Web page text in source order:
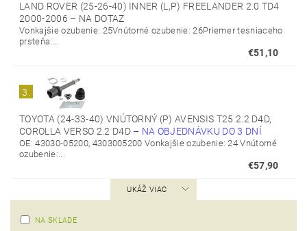
LAND ROVER (25-26-40) INNER (L,P) FREELANDER 2.0 TD4
2000-2006 – NA DOTAZ
Vonkajšie ozubenie: 25Vnútorné ozubenie: 26Priemer tesniaceho
prsteňa:...
€51,10
3.
TOYOTA (24-33-40) VNÚTORNÝ (P) AVENSIS T25 2.2 D4D,
COROLLA VERSO 2.2 D4D – NA OBJEDNÁVKU DO 3 DNÍ
OE: 43030-05200, 4303005200 Vonkajšie ozubenie: 24 Vnútorné
ozubenie:...
€57,90
UKÁŽ VIAC
NA SKLADE